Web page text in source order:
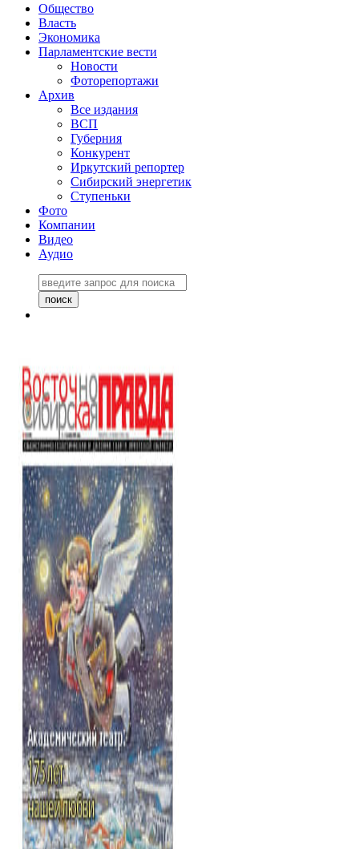
Общество
Власть
Экономика
Парламентские вести
Новости
Фоторепортажи
Архив
Все издания
ВСП
Губерния
Конкурент
Иркутский репортер
Сибирский энергетик
Ступеньки
Фото
Компании
Видео
Аудио